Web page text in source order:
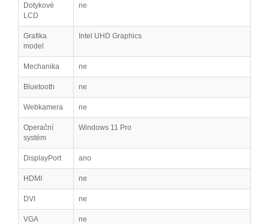
Dotykové
LCD
ne
Grafika
model
Intel UHD Graphics
Mechanika ne
Bluetooth ne
Webkamera ne
Operační
systém
Windows 11 Pro
DisplayPort ano
HDMI ne
DVI ne
VGA ne